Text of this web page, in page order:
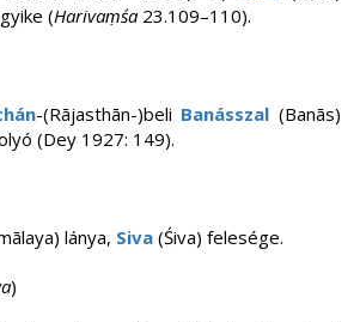
(Harivaṃśa 23.109–110).
-(Rājasthān-)beli Banásszal (Banās)
(Dey 1927: 149).
lánya, Siva (Śiva) felesége.
)